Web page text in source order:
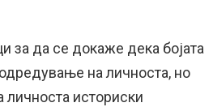
за да се докаже дека бојата
на личноста, но
личноста историски